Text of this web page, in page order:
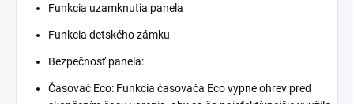
Funkcia uzamknutia panela
Funkcia detského zámku
Bezpečnosť panela:
Časovač Eco: Funkcia časovača Eco vypne ohrev pred